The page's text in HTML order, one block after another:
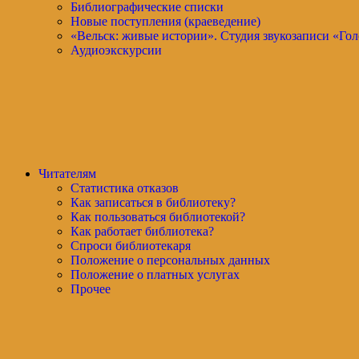
Библиографические списки
Новые поступления (краеведение)
«Вельск: живые истории». Студия звукозаписи
Аудиоэкскурсии
Читателям
Статистика отказов
Как записаться в библиотеку?
Как пользоваться библиотекой?
Как работает библиотека?
Спроси библиотекаря
Положение о персональных данных
Положение о платных услугах
Прочее